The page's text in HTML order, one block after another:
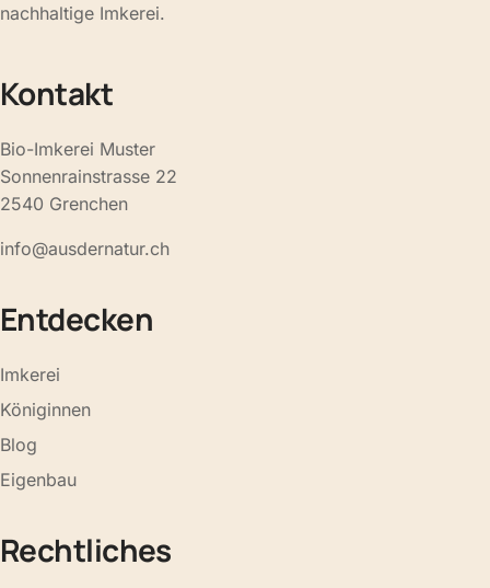
nachhaltige Imkerei.
Kontakt
Bio-Imkerei Muster
Sonnenrainstrasse 22
2540 Grenchen
info@ausdernatur.ch
Entdecken
Imkerei
Königinnen
Blog
Eigenbau
Rechtliches